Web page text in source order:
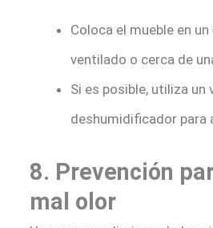
Coloca el mueble en
ventilado o cerca de
Si es posible, utiliza un
deshumidificador para
8. Prevención
mal olor